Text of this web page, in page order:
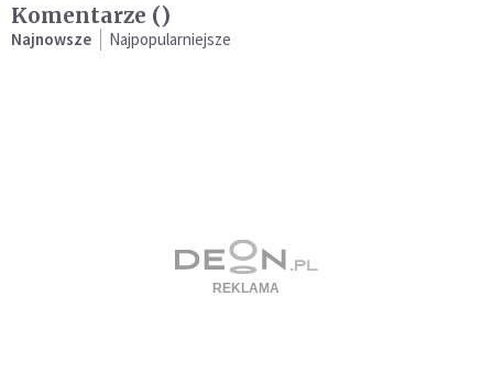
Komentarze ()
Najnowsze Najpopularniejsze